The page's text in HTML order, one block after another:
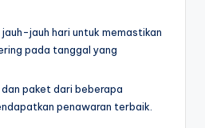
jauh hari untuk memastikan
pada tanggal yang
paket dari beberapa
penawaran terbaik.